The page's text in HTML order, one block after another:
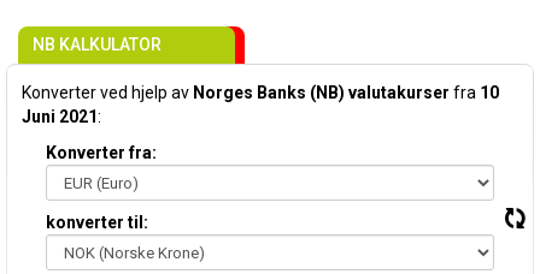
NB KALKULATOR
Konverter ved hjelp av Norges Banks (NB) valutakurser fra 10
Juni 2021:
Konverter fra:
konverter til: